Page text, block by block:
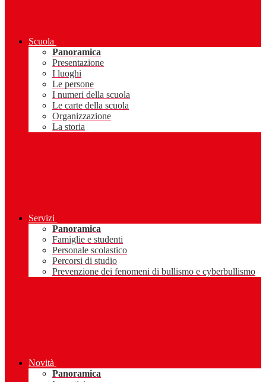
Scuola
Panoramica
Presentazione
I luoghi
Le persone
I numeri della scuola
Le carte della scuola
Organizzazione
La storia
Servizi
Panoramica
Famiglie e studenti
Personale scolastico
Percorsi di studio
Prevenzione dei fenomeni di bullismo e cyberbullismo
Novità
Panoramica